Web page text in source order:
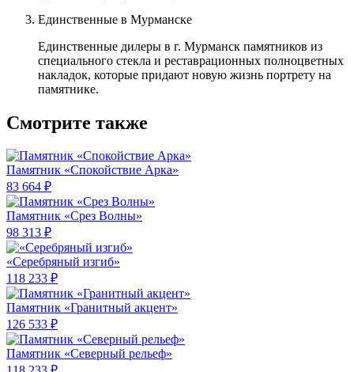
Единственные в Мурманске
Единственные дилеры в г. Мурманск памятников из
специального стекла и реставрационных полноцветных
накладок, которые придают новую жизнь портрету на
памятнике.
Смотрите также
Памятник «Спокойствие Арка»
83 664 ₽
Памятник «Срез Волны»
98 313 ₽
«Серебряный изгиб»
118 233 ₽
Памятник «Гранитный акцент»
126 533 ₽
Памятник «Северный рельеф»